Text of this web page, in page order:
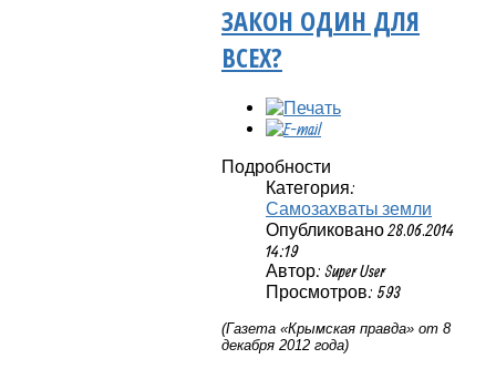
ЗАКОН ОДИН ДЛЯ
ВСЕХ?
Подробности
Категория:
Самозахваты земли
Опубликовано 28.06.2014
14:19
Автор: Super User
Просмотров: 593
(Газета «Крымская правда» от 8
декабря 2012 года)